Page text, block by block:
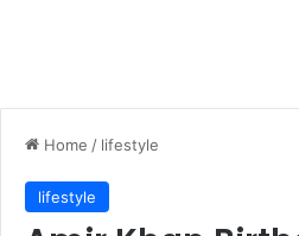
Home / lifestyle
lifestyle